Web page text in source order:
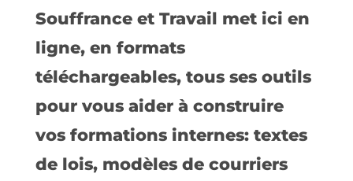
Souffrance et Travail met ici en
ligne, en formats
téléchargeables, tous ses outils
pour vous aider à construire
vos formations internes: textes
de lois, modèles de courriers